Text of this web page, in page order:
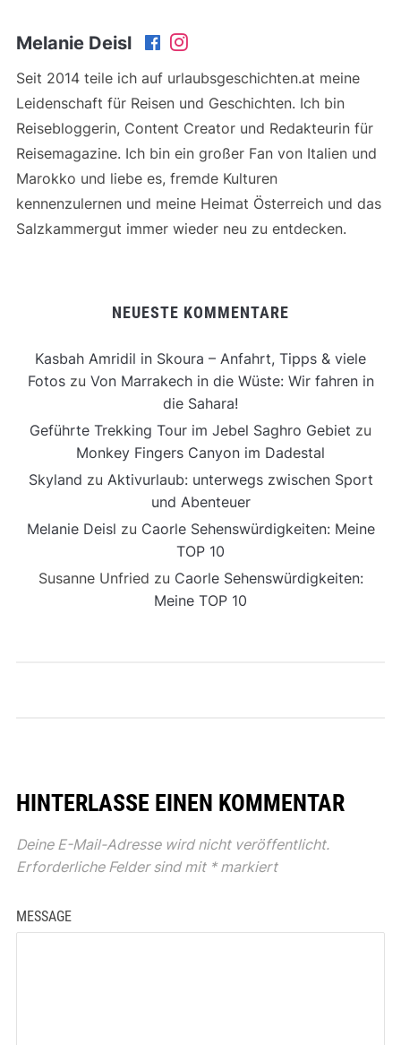
Melanie Deisl
Seit 2014 teile ich auf urlaubsgeschichten.at meine
Leidenschaft für Reisen und Geschichten. Ich bin
Reisebloggerin, Content Creator und Redakteurin für
Reisemagazine. Ich bin ein großer Fan von Italien und
Marokko und liebe es, fremde Kulturen
kennenzulernen und meine Heimat Österreich und das
Salzkammergut immer wieder neu zu entdecken.
NEUESTE KOMMENTARE
Kasbah Amridil in Skoura – Anfahrt, Tipps & viele
Fotoszu Von Marrakech in die Wüste: Wir fahren in
die Sahara!
Geführte Trekking Tour im Jebel Saghro Gebiet zu
Monkey Fingers Canyon im Dadestal
Skyland zu Aktivurlaub: unterwegs zwischen Sport
und Abenteuer
Melanie Deisl zu Caorle Sehenswürdigkeiten: Meine
TOP 10
Susanne Unfried zu Caorle Sehenswürdigkeiten:
Meine TOP 10
HINTERLASSE EINEN KOMMENTAR
Deine E-Mail-Adresse wird nicht veröffentlicht.
Erforderliche Felder sind mit *markiert
MESSAGE